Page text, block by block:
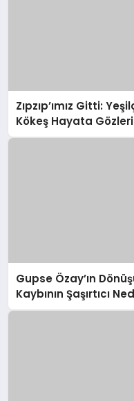
Zıpzıp’ımız Gitti:
Kökeş Hayata
Gupse Özay’ın
Kaybının Şaşırtıcı